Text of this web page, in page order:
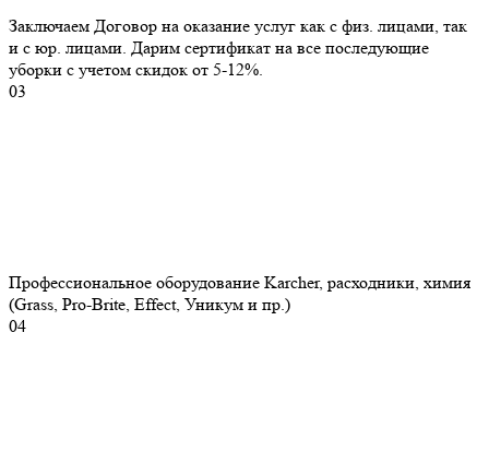
Заключаем Договор на оказание услуг как с физ. лицами, так
и с юр. лицами. Дарим сертификат на все последующие
уборки с учетом скидок от 5-12%.
03
Профессиональное оборудование Karcher, расходники, химия
(Grass, Pro-Brite, Effect, Уникум и пр.)
04